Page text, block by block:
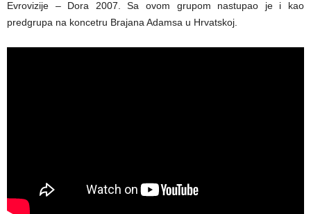
Evrovizije – Dora 2007. Sa ovom grupom nastupao je i kao
predgrupa na koncetru Brajana Adamsa u Hrvatskoj.